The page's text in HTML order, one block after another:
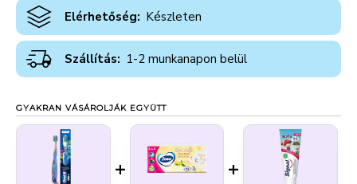
Elérhetőség: Készleten
Szállítás: 1-2 munkanapon belül
GYAKRAN VÁSÁROLJÁK EGYÜTT
+ +